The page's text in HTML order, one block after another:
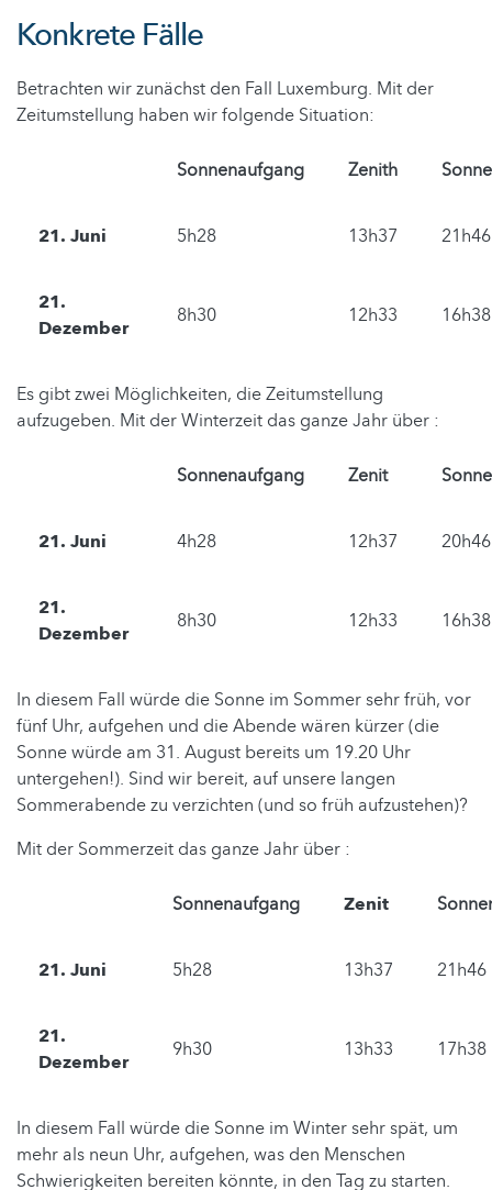
Konkrete Fälle
Betrachten wir zunächst den Fall Luxemburg. Mit der
Zeitumstellung haben wir folgende Situation:
Sonnenaufgang Zenith
21. Juni 5h28 13h37 21h46
21.
Dezember
8h30 12h33 16h38
Es gibt zwei Möglichkeiten, die Zeitumstellung
aufzugeben. Mit der Winterzeit das ganze Jahr über :
Sonnenaufgang Zenit
21. Juni 4h28 12h37 20h46
21.
Dezember
8h30 12h33 16h38
In diesem Fall würde die Sonne im Sommer sehr früh, vor
fünf Uhr, aufgehen und die Abende wären kürzer (die
Sonne würde am 31. August bereits um 19.20 Uhr
untergehen!). Sind wir bereit, auf unsere langen
Sommerabende zu verzichten (und so früh aufzustehen)?
Mit der Sommerzeit das ganze Jahr über :
Sonnenaufgang Zenit
21. Juni 5h28 13h37 21h46
21.
Dezember
9h30 13h33 17h38
In diesem Fall würde die Sonne im Winter sehr spät, um
mehr als neun Uhr, aufgehen, was den Menschen
Schwierigkeiten bereiten könnte, in den Tag zu starten.